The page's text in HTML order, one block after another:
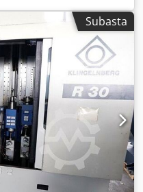
rpm Distancia entre
840D Peso de la
aprox.
Siemens 840D Métodos
flanco simple - Prueba
de ruido estructural -
flanco Características: -
- Máxima precisión y
de máquina con
T Sujx Ai Aok - Unidad
por pulverización de
de aceite (tipo:
Subasta